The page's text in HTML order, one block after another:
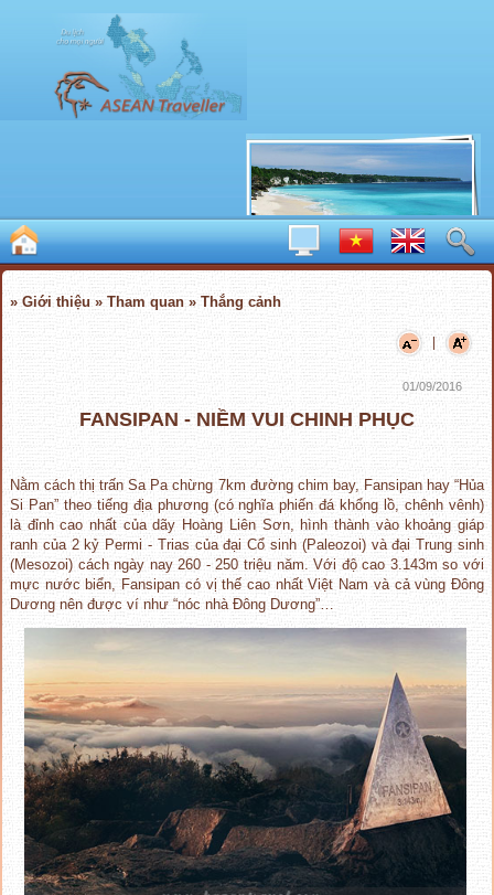
» Giới thiệu » Tham quan » Thắng cảnh
|
01/09/2016
FANSIPAN - NIỀM VUI CHINH PHỤC
Nằm cách thị trấn Sa Pa chừng 7km đường chim bay, Fansipan hay “Hủa
Si Pan” theo tiếng địa phương (có nghĩa phiến đá khổng lồ, chênh vênh)
là đỉnh cao nhất của dãy Hoàng Liên Sơn, hình thành vào khoảng giáp
ranh của 2 kỷ Permi - Trias của đại Cổ sinh (Paleozoi) và đại Trung sinh
(Mesozoi) cách ngày nay 260 - 250 triệu năm. Với độ cao 3.143m so với
mực nước biển, Fansipan có vị thế cao nhất Việt Nam và cả vùng Đông
Dương nên được ví như “nóc nhà Đông Dương”…